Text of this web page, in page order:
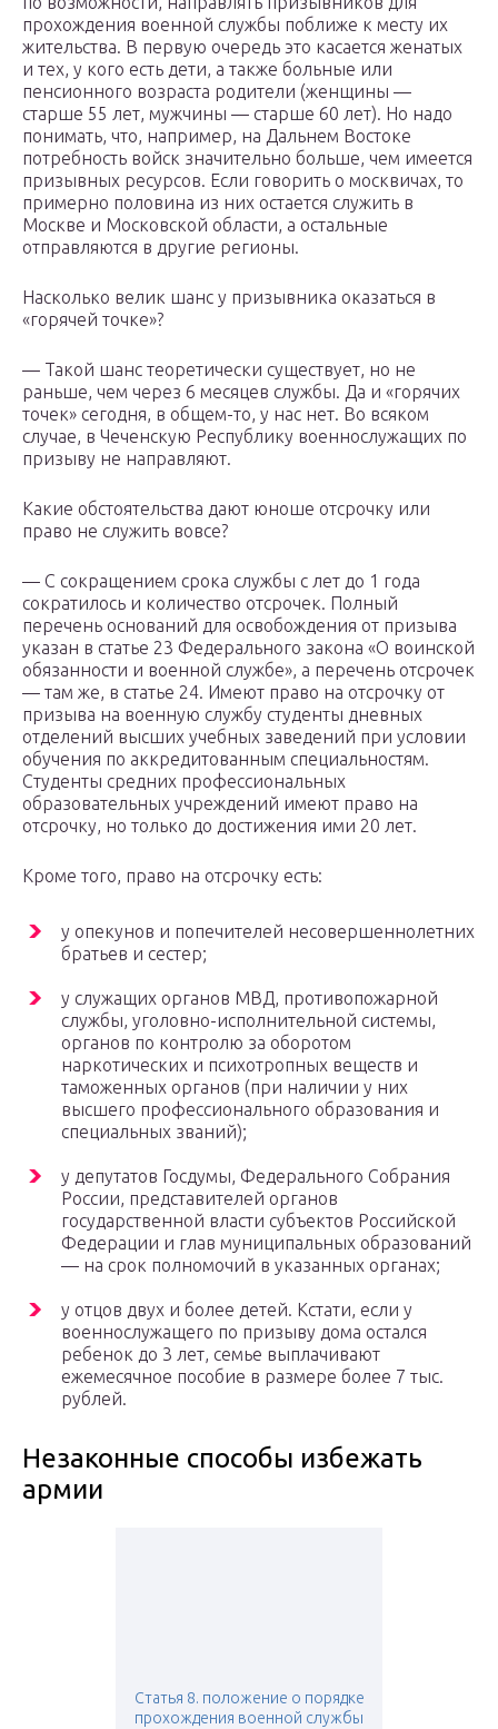
прохождения военной службы поближе к месту их
жительства. В первую очередь это касается женатых
и тех, у кого есть дети, а также больные или
пенсионного возраста родители (женщины —
старше 55 лет, мужчины — старше 60 лет). Но надо
понимать, что, например, на Дальнем Востоке
потребность войск значительно больше, чем имеется
призывных ресурсов. Если говорить о москвичах, то
примерно половина из них остается служить в
Москве и Московской области, а остальные
отправляются в другие регионы.
Насколько велик шанс у призывника оказаться в
«горячей точке»?
— Такой шанс теоретически существует, но не
раньше, чем через 6 месяцев службы. Да и «горячих
точек» сегодня, в общем-то, у нас нет. Во всяком
случае, в Чеченскую Республику военнослужащих по
призыву не направляют.
Какие обстоятельства дают юноше отсрочку или
право не служить вовсе?
— С сокращением срока службы с лет до 1 года
сократилось и количество отсрочек. Полный
перечень оснований для освобождения от призыва
указан в статье 23 Федерального закона «О воинской
обязанности и военной службе», а перечень отсрочек
— там же, в статье 24. Имеют право на отсрочку от
призыва на военную службу студенты дневных
отделений высших учебных заведений при условии
обучения по аккредитованным специальностям.
Студенты средних профессиональных
образовательных учреждений имеют право на
отсрочку, но только до достижения ими 20 лет.
Кроме того, право на отсрочку есть:
у опекунов и попечителей несовершеннолетних
братьев и сестер;
у служащих органов МВД, противопожарной
службы, уголовно-исполнительной системы,
органов по контролю за оборотом
наркотических и психотропных веществ и
таможенных органов (при наличии у них
высшего профессионального образования и
специальных званий);
у депутатов Госдумы, Федерального Собрания
России, представителей органов
государственной власти субъектов Российской
Федерации и глав муниципальных образований
— на срок полномочий в указанных органах;
у отцов двух и более детей. Кстати, если у
военнослужащего по призыву дома остался
ребенок до 3 лет, семье выплачивают
ежемесячное пособие в размере более 7 тыс.
рублей.
Незаконные способы избежать
армии
Статья 8. положение о порядке
прохождения военной службы